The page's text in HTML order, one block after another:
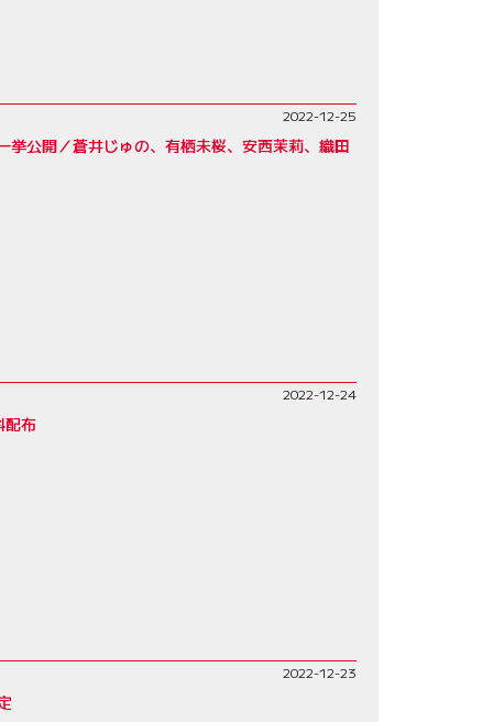
2022-12-25
公開／蒼井じゅの、有栖未桜、安西茉莉、織田
2022-12-24
配布
2022-12-23